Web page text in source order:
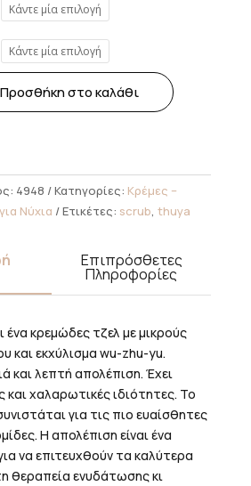
Προσθήκη στο καλάθι
4948 Κατηγορίες: Κρέμες –
Νύχια Ετικέτες: scrub, thuya
Επιπρόσθετες
Πληροφορίες
ένα κρεμώδες τζελ με μικρούς
και εκχύλισμα wu-zhu-yu.
και λεπτή απολέπιση. Έχει
και χαλαρωτικές ιδιότητες. Το
για τις πιο ευαίσθητες
Η απολέπιση είναι ένα
να επιτευχθούν τα καλύτερα
θεραπεία ενυδάτωσης κι